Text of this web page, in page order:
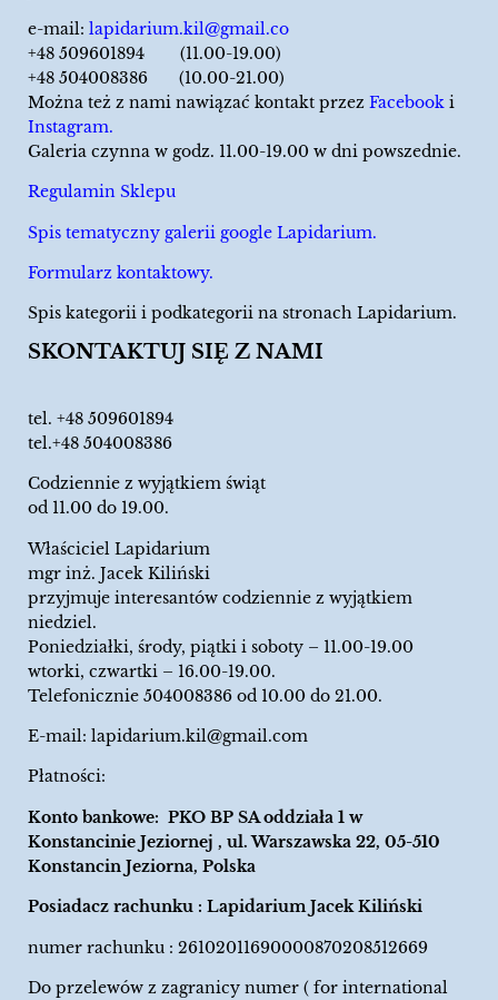
e-mail: lapidarium.kil@gmail.co
+48 509601894 (11.00-19.00)
+48 504008386 (10.00-21.00)
Można też z nami nawiązać kontakt przez Facebook i
Instagram.
Galeria czynna w godz. 11.00-19.00 w dni powszednie.
Regulamin Sklepu
Spis tematyczny galerii google Lapidarium.
Formularz kontaktowy.
Spis kategorii i podkategorii na stronach Lapidarium.
SKONTAKTUJ SIĘ Z NAMI
tel. +48 509601894
tel.+48 504008386
Codziennie z wyjątkiem świąt
od 11.00 do 19.00.
Właściciel Lapidarium
mgr inż. Jacek Kiliński
przyjmuje interesantów codziennie z wyjątkiem
niedziel.
Poniedziałki, środy, piątki i soboty – 11.00-19.00
wtorki, czwartki – 16.00-19.00.
Telefonicznie 504008386 od 10.00 do 21.00.
E-mail: lapidarium.kil@gmail.com
Płatności:
Konto bankowe: PKO BP SA oddziała 1 w
Konstancinie Jeziornej , ul. Warszawska 22, 05-510
Konstancin Jeziorna, Polska
Posiadacz rachunku : Lapidarium Jacek Kiliński
numer rachunku : 26102011690000870208512669
Do przelewów z zagranicy numer ( for international